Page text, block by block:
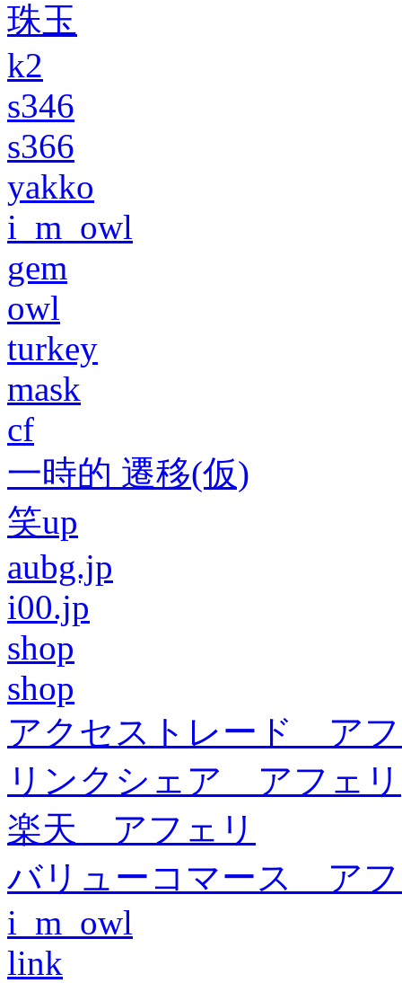
珠玉
k2
s346
s366
yakko
i_m_owl
gem
owl
turkey
mask
cf
一時的 遷移(仮)
笑up
aubg.jp
i00.jp
shop
shop
アクセストレード ア
リンクシェア アフェリ
楽天 アフェリ
バリューコマース ア
i_m_owl
link